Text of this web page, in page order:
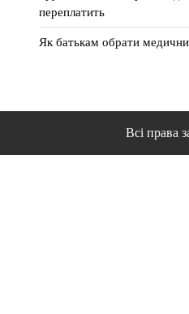
переплатить
Як батькам обрати
Всі права